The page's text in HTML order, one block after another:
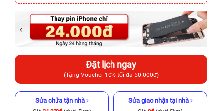
Đặt lịch ngay
(Tặng Voucher 10% tối đa 50.000đ)
Sửa chữa tận nhà Sửa giao nhận tại nhà